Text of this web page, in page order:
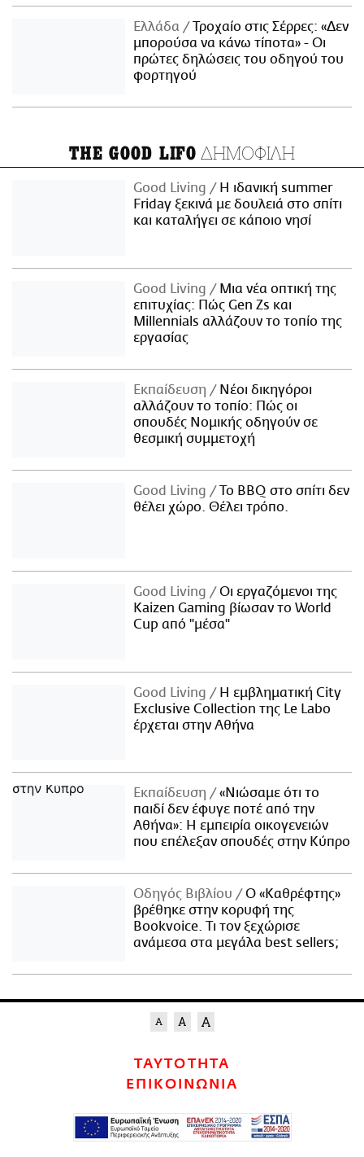
Ελλάδα
Τροχαίο στις Σέρρες: «Δεν
μπορούσα να κάνω τίποτα» - Οι
πρώτες δηλώσεις του οδηγού του
φορτηγού
THE GOOD LIFO ΔΗΜΟΦΙΛΗ
Good Living
Η ιδανική summer
Friday ξεκινά με δουλειά στο σπίτι
και καταλήγει σε κάποιο νησί
Good Living
Μια νέα οπτική της
επιτυχίας: Πώς Gen Zs και
Millennials αλλάζουν το τοπίο της
εργασίας
Εκπαίδευση
Νέοι δικηγόροι
αλλάζουν το τοπίο: Πώς οι
σπουδές Νομικής οδηγούν σε
θεσμική συμμετοχή
Good Living
Το BBQ στο σπίτι δεν
θέλει χώρο. Θέλει τρόπο.
Good Living
Οι εργαζόμενοι της
Kaizen Gaming βίωσαν το World
Cup από "μέσα"
Good Living
Η εμβληματική City
Exclusive Collection της Le Labo
έρχεται στην Αθήνα
Εκπαίδευση
«Νιώσαμε ότι το
παιδί δεν έφυγε ποτέ από την
Αθήνα»: Η εμπειρία οικογενειών
που επέλεξαν σπουδές στην Κύπρο
Οδηγός Βιβλίου
Ο «Καθρέφτης»
βρέθηκε στην κορυφή της
Bookvoice. Τι τον ξεχώρισε
ανάμεσα στα μεγάλα best sellers;
ΤΑΥΤΟΤΗΤΑ
ΕΠΙΚΟΙΝΩΝΙΑ